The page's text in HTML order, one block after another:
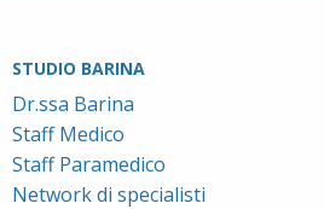
STUDIO BARINA
Dr.ssa Barina
Staff Medico
Staff Paramedico
Network di specialisti